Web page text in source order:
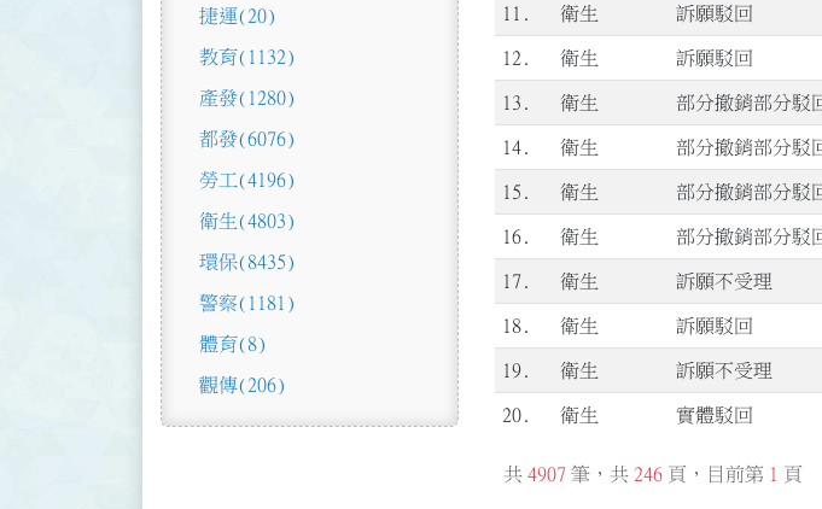
捷運(20)
教育(1132)
產發(1280)
都發(6076)
勞工(4196)
衛生(4803)
環保(8435)
警察(1181)
體育(8)
觀傳(206)
11. 衛生 訴願駁回
12. 衛生 訴願駁回
13. 衛生 部分撤銷部分駁
14. 衛生 部分撤銷部分駁
15. 衛生 部分撤銷部分駁
16. 衛生 部分撤銷部分駁
17. 衛生 訴願不受理
18. 衛生 訴願駁回
19. 衛生 訴願不受理
20. 衛生 實體駁回
共 4907 筆，共 246 頁，目前第 1 頁